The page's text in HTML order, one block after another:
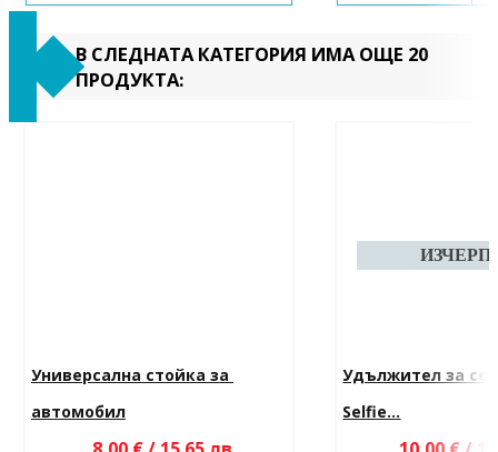
В СЛЕДНАТА КАТЕГОРИЯ ИМА ОЩЕ 20
ПРОДУКТА:
Универсална стойка за
автомобил
Удължител за
Selfie...